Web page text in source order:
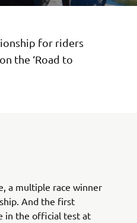
for riders
the ‘Road to
a multiple race winner
And the first
in the official test at